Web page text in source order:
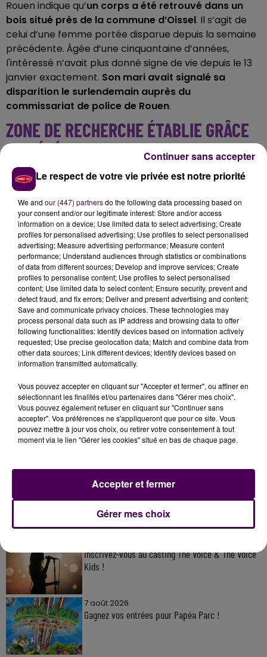
Rouen indique qu’un corps a été retrouvé dans un
bois situé près de la commune d’Oissel. Il s’agit de
celui d’une femme portée disparue depuis la semaine
précédente. Âgée d’une cinquantaine d’années,
l'intéressé n’avait plus donné signe de vie depuis le 13
janvier exactement. Son mari avait signalé sa
disparition le surlendemain auprès du
commissariat de police de Rouen.
ZONE DE RECHERCHE ÉTABLIE GRÂCE
AU TÉLÉPHONE
Dans le cadre de l’enquête, les policiers ont pu
exploiter le signal du téléphone de la disparue. Le
parquet précise avoir"constaté l’absence d’appels
depuis le 13 janvier"et identifié"un bornage sur un
relais situé à Oissel". Une localisation très proche du
domicile de la disparue. Les recherches se sont alors
concentrées dans ce secteur.Le corps de la victime
a été découvert en début d’après-midi le dimanche
18 janvier.L’enquête se poursuit afin de déterminer les
causes du décès et une autopsie doit être pratiquée.
7 août 2026
Gagnez vos pass pour le V and B Fest' 2026 !
Inscrivez-vous au casting The Voice & The Voice
Kids !
7 août 2026
Gagnez vos entrées pour Papéa Parc !
Le respect de votre vie privée est notre priorité
We and our (447) partnersdo the following data processing based on
your consent and/or our legitimate interest: Store and/or access
information on a device; Use limited data to select advertising; Create
profiles for personalised advertising; Use profiles to select personalised
advertising; Measure advertising performance; Measure content
performance; Understand audiences through statistics or combinations
of data from different sources; Develop and improve services; Create
profiles to personalise content; Use profiles to select personalised
content; Use limited data to select content; Ensure security, prevent and
detect fraud, and fix errors; Deliver and present advertising and content;
Save and communicate privacy choices. These technologies may
process personal data such as IP address and browsing data to offer
following functionalities: Identify devices based on information actively
requested; Use precise geolocation data; Match and combine data from
other data sources; Link different devices; Identify devices based on
information transmitted automatically.
Vous pouvez accepter en cliquant sur "Accepter et fermer", ou affiner en
sélectionnant les finalités et/ou partenaires dans "Gérer mes choix".
Vous pouvez également refuser en cliquant sur "Continuer sans
accepter". Vos préférences ne s'appliqueront que pour ce site. Vous
pouvez mettre à jour vos choix, ou retirer votre consentement à tout
moment via le lien "Gérer les cookies" situé en bas de chaque page.
Gérer mes choix
Accepter et fermer
Continuer sans accepter